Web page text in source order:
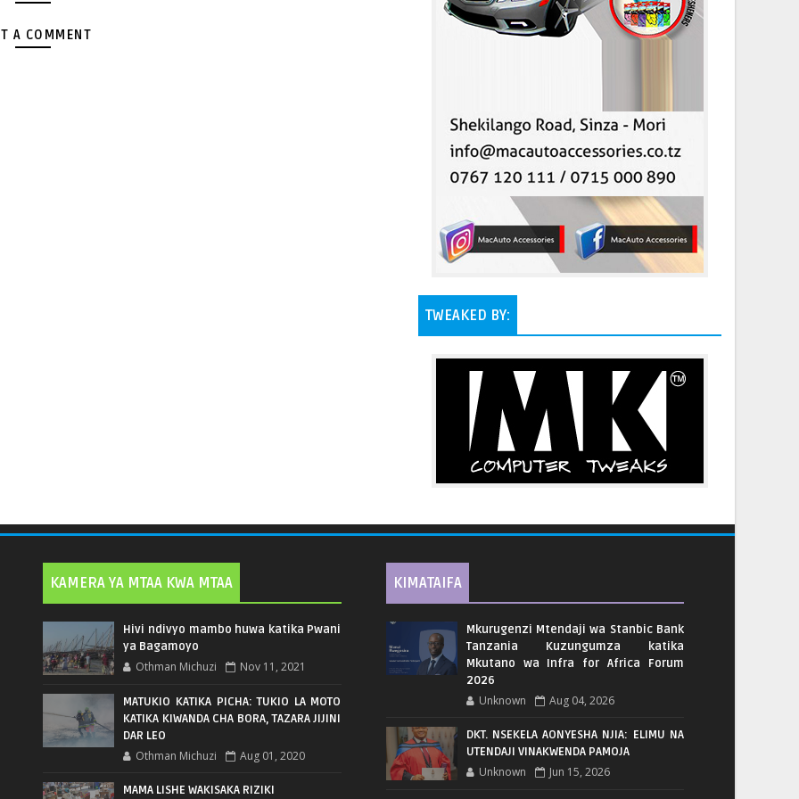
A COMMENT
TWEAKED BY:
KAMERA YA MTAA KWA MTAA
Hivi ndivyo mambo huwa katika Pwani
ya Bagamoyo
Othman Michuzi Nov 11, 2021
MATUKIO KATIKA PICHA: TUKIO LA MOTO
KATIKA KIWANDA CHA BORA, TAZARA JIJINI
DAR LEO
Othman Michuzi Aug 01, 2020
MAMA LISHE WAKISAKA RIZIKI
KIMATAIFA
Mkurugenzi Mtendaji wa Stanbic Bank
Tanzania Kuzungumza katika
Mkutano wa Infra for Africa Forum
2026
Unknown Aug 04, 2026
DKT. NSEKELA AONYESHA NJIA: ELIMU NA
UTENDAJI VINAKWENDA PAMOJA
Unknown Jun 15, 2026